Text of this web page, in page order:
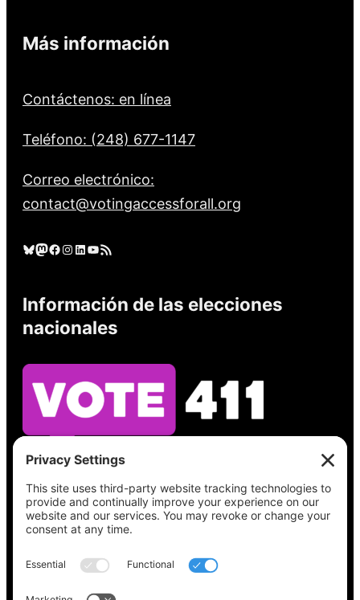
Más información
Contáctenos: en línea
Teléfono: (248) 677-1147
Correo electrónico:
contact@votingaccessforall.org
Cielo azul Mastodonte Facebook Instagram LinkedIn YouTube Feed RSS
Información de las elecciones
nacionales
Vea lo que hay en su boleta, encuentre su
lugar de votación, verifique el estado de su
registro y obtenga toda la información
electoral que necesita enVote411.org.
Por favor no utilice: